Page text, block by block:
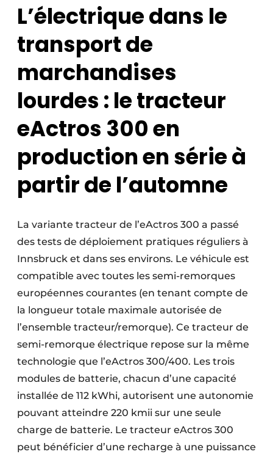
L’électrique dans le
transport de
marchandises
lourdes : le tracteur
eActros 300 en
production en série à
partir de l’automne
La variante tracteur de l’eActros 300 a passé
des tests de déploiement pratiques réguliers à
Innsbruck et dans ses environs. Le véhicule est
compatible avec toutes les semi-remorques
européennes courantes (en tenant compte de
la longueur totale maximale autorisée de
l’ensemble tracteur/remorque). Ce tracteur de
semi-remorque électrique repose sur la même
technologie que l’eActros 300/400. Les trois
modules de batterie, chacun d’une capacité
installée de 112 kWhi, autorisent une autonomie
pouvant atteindre 220 kmii sur une seule
charge de batterie. Le tracteur eActros 300
peut bénéficier d’une recharge à une puissance